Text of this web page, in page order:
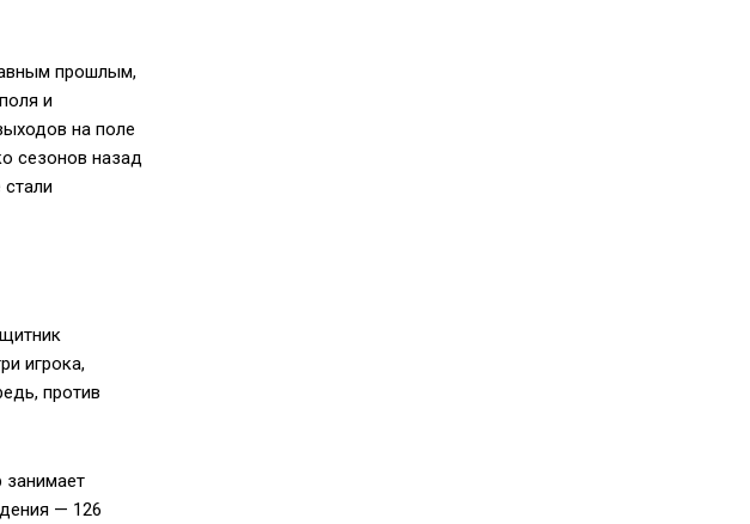
прошлым,
и
на поле
сезонов назад
игрока,
против
занимает
— 126